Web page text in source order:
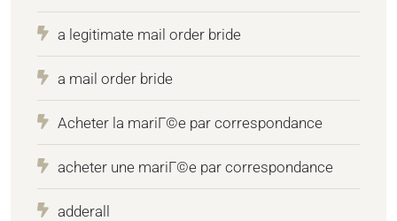
a legitimate mail order bride
a mail order bride
Acheter la mariГ©e par correspondance
acheter une mariГ©e par correspondance
adderall